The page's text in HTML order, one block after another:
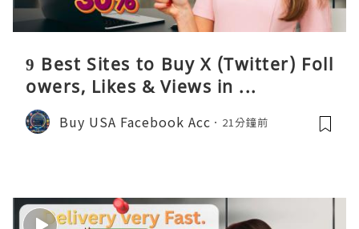
9 Best Sites to Buy X (Twitter) Foll
owers, Likes & Views in ...
Buy USA Facebook Acc 21分鐘前